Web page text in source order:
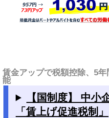
賃金アップで税額控除、5年
能
【国制度】 中小
「賃上げ促進税制」